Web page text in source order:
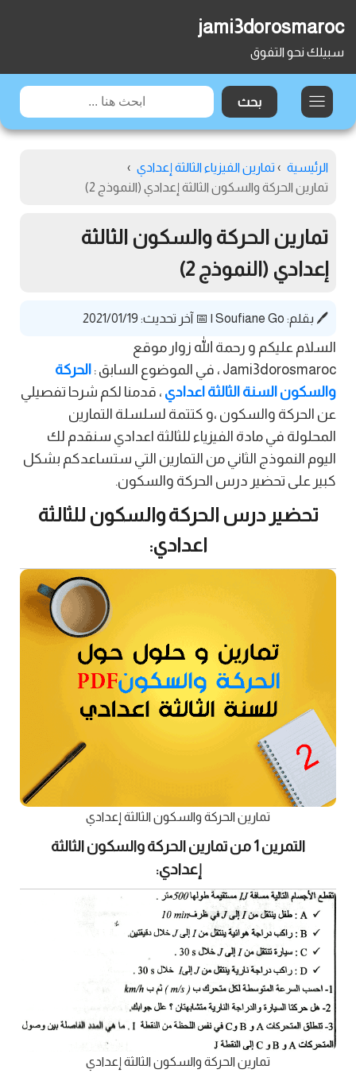
jami3dorosmaroc
سبيلك نحو التفوق
الرئيسية › تمارين الفيزياء الثالثة إعدادي ›
تمارين الحركة والسكون الثالثة إعدادي (النموذج 2)
تمارين الحركة والسكون الثالثة
إعدادي (النموذج 2)
🖊️ بقلم: Soufiane Go
| 📅 آخر تحديث: 2021/01/19
السلام عليكم و رحمة الله زوار موقع
Jami3dorosmaroc ، في الموضوع السابق :
الحركة
والسكون السنة الثالثة اعدادي ، قدمنا لكم شرحا تفصيلي
عن الحركة والسكون ،و كتتمة لسلسلة التمارين
المحلولة في مادة الفيزياء للثالثة اعدادي سنقدم لك
اليوم النموذج الثاني من التمارين التي ستساعدكم بشكل
كبير على تحضير درس الحركة والسكون.
تحضير درس الحركة والسكون للثالثة
اعدادي:
تمارين الحركة والسكون الثالثة إعدادي
التمرين 1 من تمارين الحركة والسكون الثالثة
إعدادي:
تمارين الحركة والسكون الثالثة إعدادي